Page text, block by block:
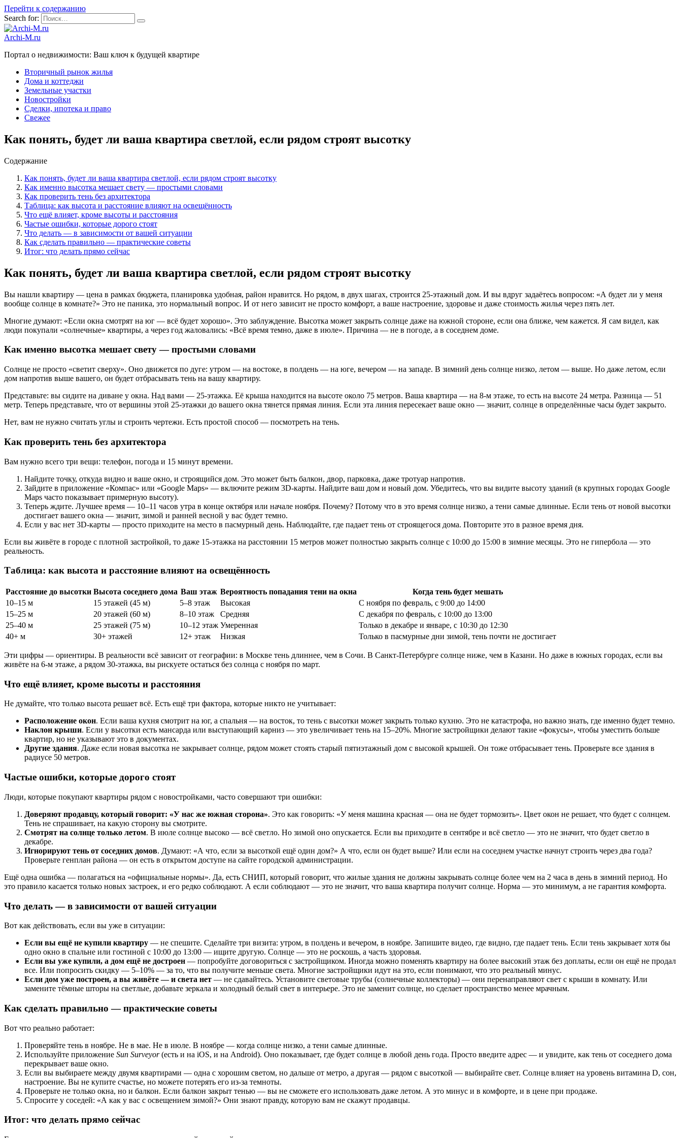
Перейти к содержанию
Search for:
Archi-M.ru
Портал о недвижимости: Ваш ключ к будущей квартире
Вторичный рынок жилья
Дома и коттеджи
Земельные участки
Новостройки
Сделки, ипотека и право
Свежее
Как понять, будет ли ваша квартира светлой, если рядом строят высотку
Содержание
Как понять, будет ли ваша квартира светлой, если рядом строят высотку
Как именно высотка мешает свету — простыми словами
Как проверить тень без архитектора
Таблица: как высота и расстояние влияют на освещённость
Что ещё влияет, кроме высоты и расстояния
Частые ошибки, которые дорого стоят
Что делать — в зависимости от вашей ситуации
Как сделать правильно — практические советы
Итог: что делать прямо сейчас
Как понять, будет ли ваша квартира светлой, если рядом строят высотку
Вы нашли квартиру — цена в рамках бюджета, планировка удобная, район нравится. Но рядом, в двух шагах, строится 25-этажный дом. И вы вдруг задаётесь вопросом: «А будет ли у меня
вообще солнце в комнате?» Это не паника, это нормальный вопрос. И от него зависит не просто комфорт, а ваше настроение, здоровье и даже стоимость жилья через пять лет.
Многие думают: «Если окна смотрят на юг — всё будет хорошо». Это заблуждение. Высотка может закрыть солнце даже на южной стороне, если она ближе, чем кажется. Я сам видел, как
люди покупали «солнечные» квартиры, а через год жаловались: «Всё время темно, даже в июле». Причина — не в погоде, а в соседнем доме.
Как именно высотка мешает свету — простыми словами
Солнце не просто «светит сверху». Оно движется по дуге: утром — на востоке, в полдень — на юге, вечером — на западе. В зимний день солнце низко, летом — выше. Но даже летом, если
дом напротив выше вашего, он будет отбрасывать тень на вашу квартиру.
Представьте: вы сидите на диване у окна. Над вами — 25-этажка. Её крыша находится на высоте около 75 метров. Ваша квартира — на 8-м этаже, то есть на высоте 24 метра. Разница — 51
метр. Теперь представьте, что от вершины этой 25-этажки до вашего окна тянется прямая линия. Если эта линия пересекает ваше окно — значит, солнце в определённые часы будет закрыто.
Нет, вам не нужно считать углы и строить чертежи. Есть простой способ — посмотреть на тень.
Как проверить тень без архитектора
Вам нужно всего три вещи: телефон, погода и 15 минут времени.
Найдите точку, откуда видно и ваше окно, и строящийся дом. Это может быть балкон, двор, парковка, даже тротуар напротив.
Зайдите в приложение «Компас» или «Google Maps» — включите режим 3D-карты. Найдите ваш дом и новый дом. Убедитесь, что вы видите высоту зданий (в крупных городах Google
Maps часто показывает примерную высоту).
Теперь ждите. Лучшее время — 10–11 часов утра в конце октября или начале ноября. Почему? Потому что в это время солнце низко, а тени самые длинные. Если тень от новой высотки
достигает вашего окна — значит, зимой и ранней весной у вас будет темно.
Если у вас нет 3D-карты — просто приходите на место в пасмурный день. Наблюдайте, где падает тень от строящегося дома. Повторите это в разное время дня.
Если вы живёте в городе с плотной застройкой, то даже 15-этажка на расстоянии 15 метров может полностью закрыть солнце с 10:00 до 15:00 в зимние месяцы. Это не гипербола — это
реальность.
Таблица: как высота и расстояние влияют на освещённость
Расстояние до высотки Высота соседнего дома Ваш этаж Вероятность попадания тени на окна
Когда тень будет мешать
10–15 м
15 этажей (45 м) 5–8 этаж Высокая
С ноября по февраль, с 9:00 до 14:00
15–25 м
20 этажей (60 м) 8–10 этаж Средняя
С декабря по февраль, с 10:00 до 13:00
25–40 м
25 этажей (75 м) 10–12 этаж Умеренная
Только в декабре и январе, с 10:30 до 12:30
40+ м
30+ этажей 12+ этаж Низкая Только в пасмурные дни зимой, тень почти не достигает
Эти цифры — ориентиры. В реальности всё зависит от географии: в Москве тень длиннее, чем в Сочи. В Санкт-Петербурге солнце ниже, чем в Казани. Но даже в южных городах, если вы
живёте на 6-м этаже, а рядом 30-этажка, вы рискуете остаться без солнца с ноября по март.
Что ещё влияет, кроме высоты и расстояния
Не думайте, что только высота решает всё. Есть ещё три фактора, которые никто не учитывает:
Расположение окон. Если ваша кухня смотрит на юг, а спальня — на восток, то тень с высотки может закрыть только кухню. Это не катастрофа, но важно знать, где именно будет темно.
Наклон крыши. Если у высотки есть мансарда или выступающий карниз — это увеличивает тень на 15–20%. Многие застройщики делают такие «фокусы», чтобы уместить больше
квартир, но не указывают это в документах.
Другие здания. Даже если новая высотка не закрывает солнце, рядом может стоять старый пятиэтажный дом с высокой крышей. Он тоже отбрасывает тень. Проверьте все здания в
радиусе 50 метров.
Частые ошибки, которые дорого стоят
Люди, которые покупают квартиры рядом с новостройками, часто совершают три ошибки:
Доверяют продавцу, который говорит: «У нас же южная сторона». Это как говорить: «У меня машина красная — она не будет тормозить». Цвет окон не решает, что будет с солнцем.
Тень не спрашивает, на какую сторону вы смотрите.
Смотрят на солнце только летом. В июле солнце высоко — всё светло. Но зимой оно опускается. Если вы приходите в сентябре и всё светло — это не значит, что будет светло в
декабре.
Игнорируют тень от соседних домов. Думают: «А что, если за высоткой ещё один дом?» А что, если он будет выше? Или если на соседнем участке начнут строить через два года?
Проверьте генплан района — он есть в открытом доступе на сайте городской администрации.
Ещё одна ошибка — полагаться на «официальные нормы». Да, есть СНИП, который говорит, что жилые здания не должны закрывать солнце более чем на 2 часа в день в зимний период. Но
это правило касается только новых застроек, и его редко соблюдают. А если соблюдают — это не значит, что ваша квартира получит солнце. Норма — это минимум, а не гарантия комфорта.
Что делать — в зависимости от вашей ситуации
Вот как действовать, если вы уже в ситуации:
Если вы ещё не купили квартиру — не спешите. Сделайте три визита: утром, в полдень и вечером, в ноябре. Запишите видео, где видно, где падает тень. Если тень закрывает хотя бы
одно окно в спальне или гостиной с 10:00 до 13:00 — ищите другую. Солнце — это не роскошь, а часть здоровья.
Если вы уже купили, а дом ещё не достроен — попробуйте договориться с застройщиком. Иногда можно поменять квартиру на более высокий этаж без доплаты, если он ещё не продал
все. Или попросить скидку — 5–10% — за то, что вы получите меньше света. Многие застройщики идут на это, если понимают, что это реальный минус.
Если дом уже построен, а вы живёте — и света нет — не сдавайтесь. Установите световые трубы (солнечные коллекторы) — они перенаправляют свет с крыши в комнату. Или
замените тёмные шторы на светлые, добавьте зеркала и холодный белый свет в интерьере. Это не заменит солнце, но сделает пространство менее мрачным.
Как сделать правильно — практические советы
Вот что реально работает:
Проверяйте тень в ноябре. Не в мае. Не в июле. В ноябре — когда солнце низко, а тени самые длинные.
Используйте приложение Sun Surveyor(есть и на iOS, и на Android). Оно показывает, где будет солнце в любой день года. Просто введите адрес — и увидите, как тень от соседнего дома
перекрывает ваше окно.
Если вы выбираете между двумя квартирами — одна с хорошим светом, но дальше от метро, а другая — рядом с высоткой — выбирайте свет. Солнце влияет на уровень витамина D, сон,
настроение. Вы не купите счастье, но можете потерять его из-за темноты.
Проверьте не только окна, но и балкон. Если балкон закрыт тенью — вы не сможете его использовать даже летом. А это минус и в комфорте, и в цене при продаже.
Спросите у соседей: «А как у вас с освещением зимой?» Они знают правду, которую вам не скажут продавцы.
Итог: что делать прямо сейчас